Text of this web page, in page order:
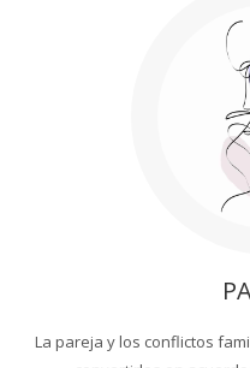
La pareja y los conflictos